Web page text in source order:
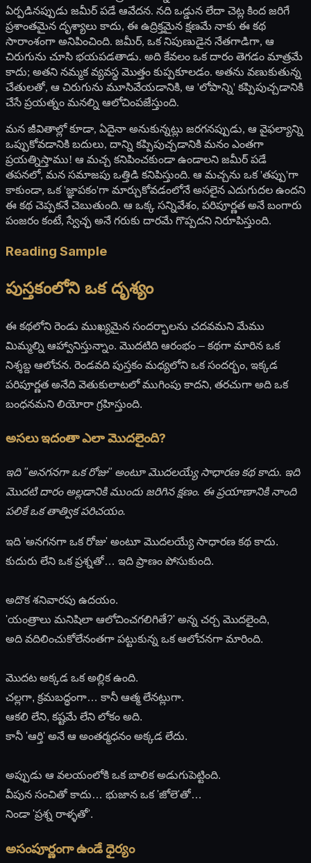
ఏర్పడినప్పుడు జమీర్ పడే ఆవేదన. నది ఒడ్డున లేదా చెట్ల కింద జరిగే
ప్రశాంతమైన దృశ్యాలు కాదు, ఈ ఉద్రిక్తమైన క్షణమే నాకు ఈ కథ
సారాంశంగా అనిపించింది. జమీర్, ఒక నిపుణుడైన నేతగాడిగా, ఆ
చిరుగును చూసి భయపడతాడు. అది కేవలం ఒక దారం తెగడం మాత్రమే
కాదు; అతని నమ్మక వ్యవస్థ మొత్తం కుప్పకూలడం. అతను వణుకుతున్న
చేతులతో, ఆ చిరుగును మూసివేయడానికి, ఆ 'లోపాన్ని' కప్పిపుచ్చడానికి
చేసే ప్రయత్నం మనల్ని ఆలోచింపజేస్తుంది.
మన జీవితాల్లో కూడా, ఏదైనా అనుకున్నట్లు జరగనప్పుడు, ఆ వైఫల్యాన్ని
ఒప్పుకోవడానికి బదులు, దాన్ని కప్పిపుచ్చడానికి మనం ఎంతగా
ప్రయత్నిస్తాము! ఆ మచ్చ కనిపించకుండా ఉండాలని జమీర్ పడే
తపనలో, మన సమాజపు ఒత్తిడి కనిపిస్తుంది. ఆ మచ్చను ఒక 'తప్పు'గా
కాకుండా, ఒక 'జ్ఞాపకం'గా మార్చుకోవడంలోనే అసలైన ఎదుగుదల ఉందని
ఈ కథ చెప్పకనే చెబుతుంది. ఆ ఒక్క సన్నివేశం, పరిపూర్ణత అనే బంగారు
పంజరం కంటే, స్వేచ్ఛ అనే గరుకు దారమే గొప్పదని నిరూపిస్తుంది.
Reading Sample
పుస్తకంలోని ఒక దృశ్యం
ఈ కథలోని రెండు ముఖ్యమైన సందర్భాలను చదవమని మేము
మిమ్మల్ని ఆహ్వానిస్తున్నాం. మొదటిది ఆరంభం – కథగా మారిన ఒక
నిశ్శబ్ద ఆలోచన. రెండవది పుస్తకం మధ్యలోని ఒక సందర్భం, ఇక్కడ
పరిపూర్ణత అనేది వెతుకులాటలో ముగింపు కాదని, తరచుగా అది ఒక
బంధనమని లియోరా గ్రహిస్తుంది.
అసలు ఇదంతా ఎలా మొదలైంది?
ఇది "అనగనగా ఒక రోజు" అంటూ మొదలయ్యే సాధారణ కథ కాదు. ఇది
మొదటి దారం అల్లడానికి ముందు జరిగిన క్షణం. ఈ ప్రయాణానికి నాంది
పలికే ఒక తాత్విక పరిచయం.
ఇది 'అనగనగా ఒక రోజు' అంటూ మొదలయ్యే సాధారణ కథ కాదు.
కుదురు లేని ఒక ప్రశ్నతో… ఇది ప్రాణం పోసుకుంది.
అదొక శనివారపు ఉదయం.
'యంత్రాలు మనిషిలా ఆలోచించగలిగితే?' అన్న చర్చ మొదలైంది,
అది వదిలించుకోలేనంతగా పట్టుకున్న ఒక ఆలోచనగా మారింది.
మొదట అక్కడ ఒక అల్లిక ఉంది.
చల్లగా, క్రమబద్ధంగా… కానీ ఆత్మ లేనట్లుగా.
ఆకలి లేని, కష్టమే లేని లోకం అది.
కానీ 'ఆర్తి' అనే ఆ అంతర్మధనం అక్కడ లేదు.
అప్పుడు ఆ వలయంలోకి ఒక బాలిక అడుగుపెట్టింది.
వీపున సంచితో కాదు… భుజాన ఒక 'జోలె'తో…
నిండా 'ప్రశ్న రాళ్ళతో'.
అసంపూర్ణంగా ఉండే ధైర్యం